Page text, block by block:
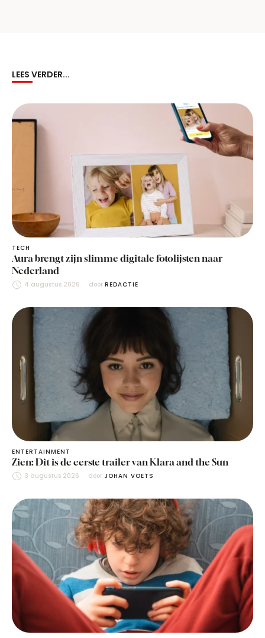
LEES VERDER...
TECH
Aura brengt zijn slimme digitale fotolijsten naar
Nederland
4 augustus 2026 door REDACTIE
ENTERTAINMENT
Zien: Dit is de eerste trailer van Klara and the Sun
3 augustus 2026 door JOHAN VOETS